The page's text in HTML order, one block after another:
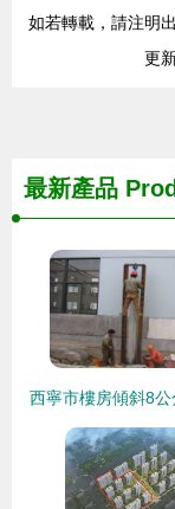
如若轉載，請注明
更
最新產品